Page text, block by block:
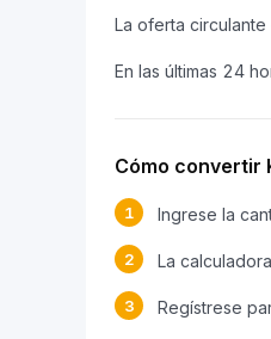
La oferta
En las últimas 24
Cómo convertir
1 Ingrese la
2 La
3 Regístrese